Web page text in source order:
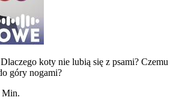
koty nie lubią się z psami? Czemu
góry nogami?
Min.